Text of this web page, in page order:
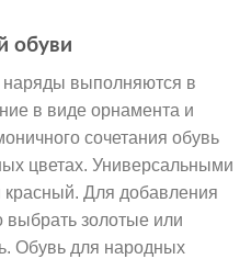
обуви
выполняются в
в виде орнамента и
сочетания обувь
цветах. Универсальными
Для добавления
золотые или
Обувь для народных